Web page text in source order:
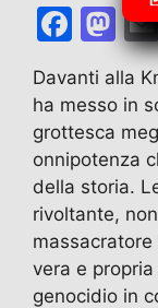
F
c
e
b
o
o
k
M
a
st
o
d
o
n
Davanti alla
ha messo in
grottesca
onnipotenza
della storia.
rivoltante,
vera e
genocidio in